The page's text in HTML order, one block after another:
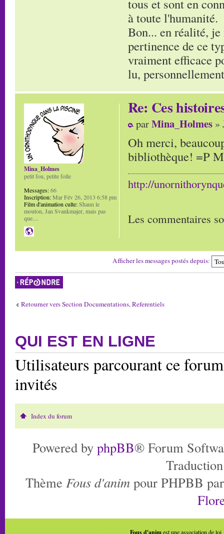
tous et sont en
à toute l'humanité.
Bon... en réalité,
pertinence de ce
vraiment efficace
lu,
Re: Ces
parMina_Holmes »
Oh merci,
bibliothèque! =P
http://
Les commentaires
Mina_Holmes
petit fou, petite folle
Messages:66
Inscription:Mar Fév 26, 2013 6:58 pm
Film d'animation culte:Shaun le
mouton, Jan Svankmajer, mais pas
que....
Afficher les messages postés depuis:
Répondre
Retourner vers Section Documentations, Referentiels
QUI EST EN LIGNE
Utilisateurs parcourant ce
invités
Index du forum
Powered by phpBB® Forum
Thème Fous d'anim pour PHPBB
Fous d'animest une association de loi